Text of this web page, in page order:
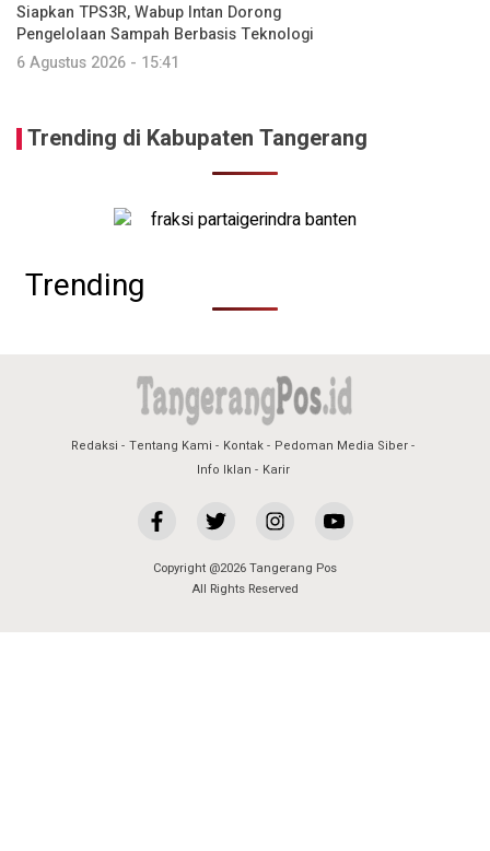
Siapkan TPS3R, Wabup Intan Dorong
Pengelolaan Sampah Berbasis Teknologi
6 Agustus 2026 - 15:41
Trending di Kabupaten Tangerang
Trending
Redaksi Tentang Kami Kontak
Pedoman Media Siber
Info Iklan
Karir
Copyright @2026 Tangerang Pos
All Rights Reserved